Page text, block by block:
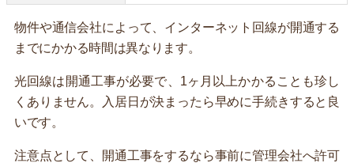
物件や通信会社によって、インターネット回線が開通する
までにかかる時間は異なります。
光回線は開通工事が必要で、1ヶ月以上かかることも珍し
くありません。入居日が決まったら早めに手続きすると良
いです。
注意点として、開通工事をするなら事前に管理会社へ許可